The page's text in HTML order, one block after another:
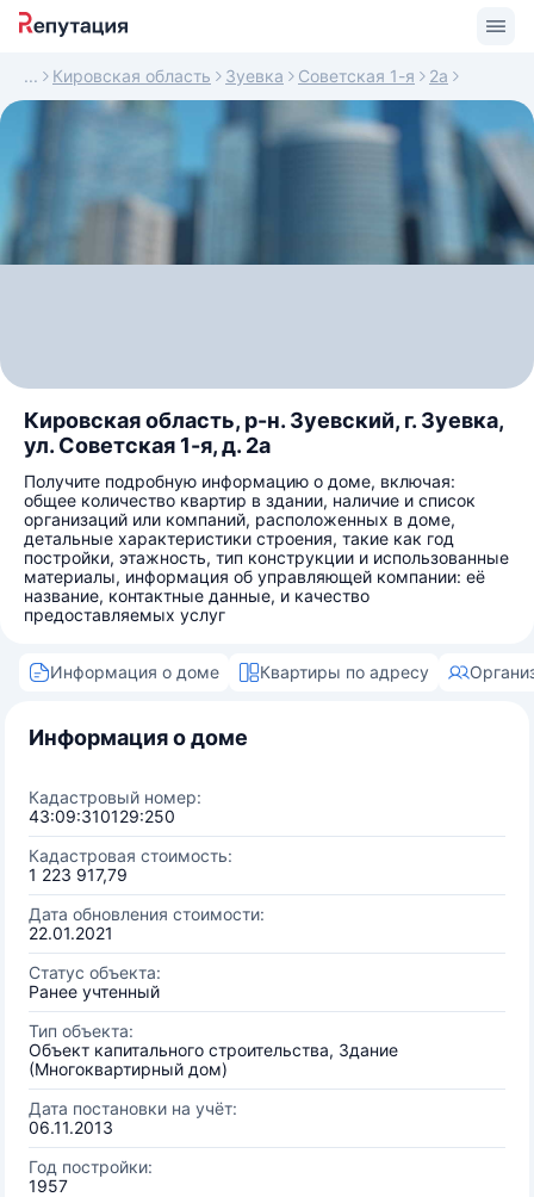
Кировская область Зуевка Советская 1-я 2а
Кировская область, р-н. Зуевский, г. Зуевка,
ул. Советская 1-я, д. 2а
Получите подробную информацию о доме, включая:
общее количество квартир в здании, наличие и список
организаций или компаний, расположенных в доме,
детальные характеристики строения, такие как год
постройки, этажность, тип конструкции и использованные
материалы, информация об управляющей компании: её
название, контактные данные, и качество
предоставляемых услуг
Информация о доме Квартиры по адресу
Информация о доме
Кадастровый номер:
43:09:310129:250
Кадастровая стоимость:
1 223 917,79
Дата обновления стоимости:
22.01.2021
Статус объекта:
Ранее учтенный
Тип объекта:
Объект капитального строительства, Здание
(Многоквартирный дом)
Дата постановки на учёт:
06.11.2013
Год постройки:
1957